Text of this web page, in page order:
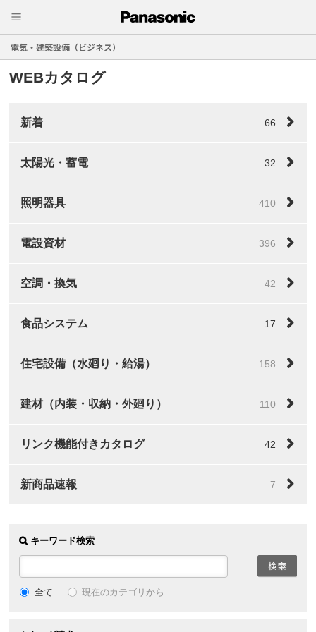
電気・建築設備（ビジネス）
WEBカタログ
新着 66
太陽光・蓄電 32
照明器具 410
電設資材 396
空調・換気 42
食品システム 17
住宅設備（水廻り・給湯） 158
建材（内装・収納・外廻り） 110
リンク機能付きカタログ 42
新商品速報 7
キーワード検索
全て 現在のカテゴリから